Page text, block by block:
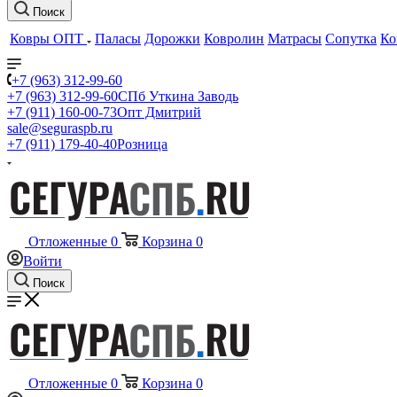
Поиск
Ковры ОПТ Паласы Дорожки Ковролин Матрасы Сопутка
+7 (963) 312-99-60
+7 (963) 312-99-60СПб Уткина Заводь
+7 (911) 160-00-73Опт Дмитрий
sale@seguraspb.ru
+7 (911) 179-40-40Розница
Отложенные 0 Корзина 0
Войти
Поиск
Отложенные 0 Корзина 0